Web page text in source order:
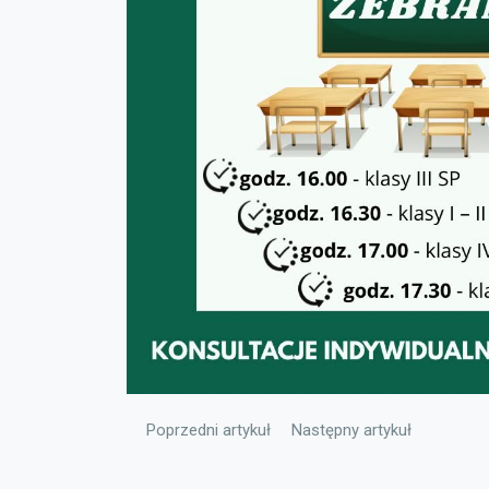
Poprzedni artykuł: ZAPRASZAMY DO NASZEJ
Poprzedni artykuł Następny artykuł: Oferta
Następny artykuł